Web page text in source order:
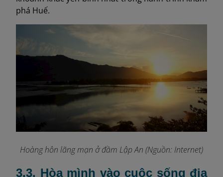
phá Huế.
Hoàng hôn lãng mạn ở đầm Lập An (Nguồn: Internet)
3.3. Hòa mình vào cuộc sống địa